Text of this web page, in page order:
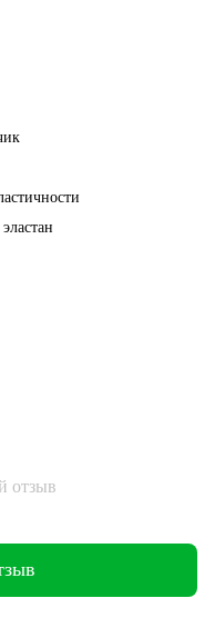
отзыв